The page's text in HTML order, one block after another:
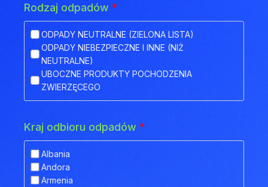
NACZEPA HAKOWA Z PRZYCZEPĄ
NACZEPA IZOTERMA
NACZEPA KŁONICOWA
NACZEPA KONTENEROWA
NACZEPA MEGA (NISKOPODWOZIOWA)
NACZEPA NISKOPODWOZIOWA
NACZEPA NISKOPODWOZIOWA Z OBNIŻONYM
POKŁADEM
NACZEPA PLATFORMA
NACZEPA PLATFORMOWA BDF
NACZEPA PRZEZNACZONA DO TRANSPORTU
ZWIERZĄT
NACZEPA SILOS
Rodzaj odpadów *
ODPADY NEUTRALNE (ZIELONA LISTA)
ODPADY NIEBEZPIECZNE I INNE (NIŻ
NEUTRALNE)
UBOCZNE PRODUKTY POCHODZENIA
ZWIERZĘCEGO
Kraj odbioru odpadów *
Albania
Andora
Armenia